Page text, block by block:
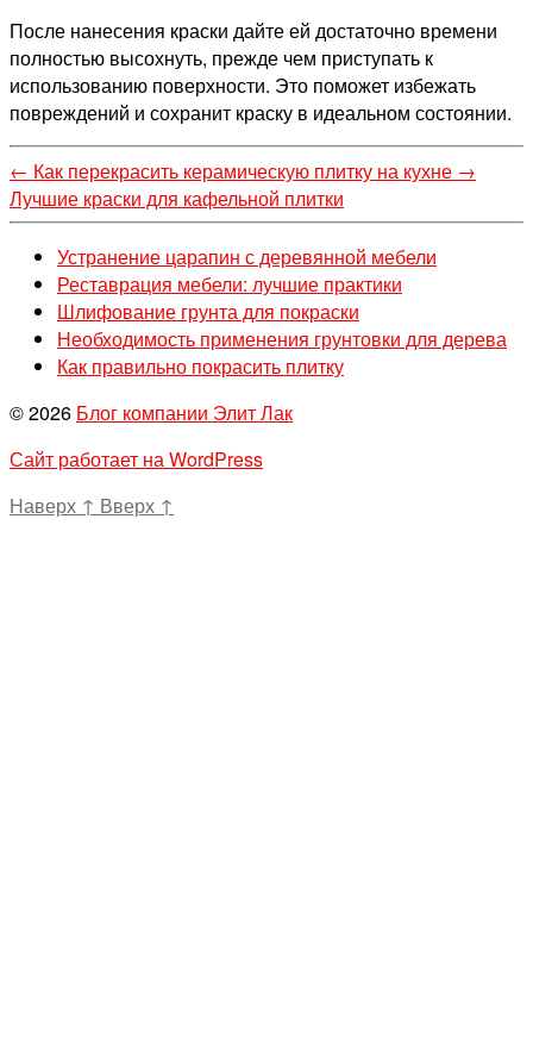
После нанесения краски дайте ей достаточно времени
полностью высохнуть, прежде чем приступать к
использованию поверхности. Это поможет избежать
повреждений и сохранит краску в идеальном состоянии.
← Как перекрасить керамическую плитку на кухне →
Лучшие краски для кафельной плитки
Устранение царапин с деревянной мебели
Реставрация мебели: лучшие практики
Шлифование грунта для покраски
Необходимость применения грунтовки для дерева
Как правильно покрасить плитку
© 2026 Блог компании Элит Лак
Сайт работает на WordPress
Наверх ↑ Вверх ↑